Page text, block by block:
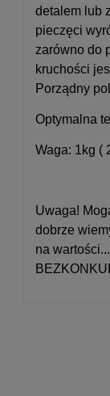
detalem lub
pieczęci
zarówno do
kruchości
Porządny
Optymalna
Waga: 1kg (
Uwaga!
dobrze
na